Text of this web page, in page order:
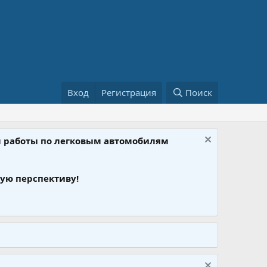
Вход Регистрация Поиск
работы по легковым автомобилям
перспективу!